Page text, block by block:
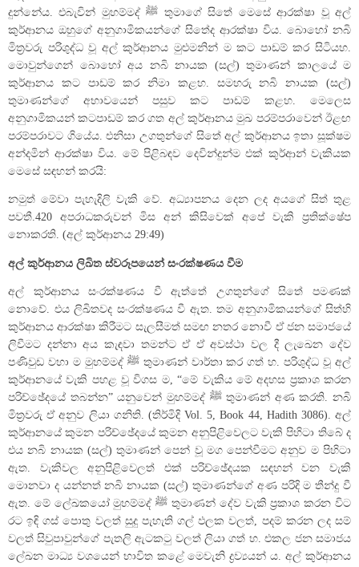
දුන්නේය. එබැවින් මුහම්මද් ﷺ තුමාගේ සිතේ මෙසේ ආරක්ෂා වූ අල්
කුර්ආනය ඔහුගේ අනුගාමිකයන්ගේ සිතේද ආරක්ෂා විය. බොහෝ නබි
මිත්‍රවරු පරිශුද්ධ වූ අල් කුර්ආනය මුළුමනින් ම කට පාඩම් කර සිටියහ.
මොවුන්ගෙන් බොහෝ අය නබි නායක (සල්) තුමාණන් කාලයේ ම
කුර්ආනය කට පාඩම් කර නිමා කළහ. සමහරු නබි නායක (සල්)
තුමාණන්ගේ අභාවයෙන් පසුව කට පාඩම් කළහ. මෙලෙස
අනුගාමිකයන් කටපාඩම් කර ගත අල් කුර්ආනය මුඛ පරම්පරාවෙන් ඊළඟ
පරම්පරාවට ගියේය. එනිසා උගතුන්ගේ සිතේ අල් කුර්ආනය ඉතා සූක්ෂම
අන්දමින් ආරක්ෂා විය. මේ පිළිබඳව දෙවින්දුන්ම එක් කුර්ආන් වැකියක
මෙසේ සඳහන් කරයි:
නමුත් මේවා පැහැදිලි වැකි වේ. අධ්‍යාපනය දෙන ලද අයගේ සිත් තුළ
පවතී.420 අපරාධකරුවන් මිස අන් කිසිවෙක් අපේ වැකි ප්‍රතික්ෂේප
නොකරති. (අල් කුර්ආනය 29:49)
අල් කුර්ආනය ලිඛිත ස්වරූපයෙන් සංරක්ෂණය වීම
අල් කුර්ආනය සංරක්ෂණය වී ඇත්තේ උගතුන්ගේ සිතේ පමණක්
නොවේ. එය ලිඛිතවද සංරක්ෂණය වී ඇත. තම අනුගාමිකයන්ගේ සිත්හි
කුර්ආනය ආරක්ෂා කිරීමට සැලසීමත් සමඟ නතර නොවී ඒ ජන සමාජයේ
ලිවීමට දන්නා අය කැඳවා තමන්ට ඒ ඒ අවස්ථා වල දී ලැඛෙන දේව
පණිවුඩ වහා ම මුහම්මද් ﷺ තුමාණන් වාර්තා කර ගත් හ. පරිශුද්ධ වූ අල්
කුර්ආනයේ වැකි පහළ වූ විගස ම, “මේ වැකිය මේ අදහස ප්‍රකාශ කරන
පරිච්ඡේදයේ තබන්න” යනුවෙන් මුහම්මද් ﷺ තුමාණන් අණ කරති. නබි
මිත්‍රවරු ඒ අනුව ලියා ගනිති. (තිර්මිදි Vol. 5, Book 44, Hadith 3086). අල්
කුර්ආනයේ කුමන පරිච්ඡේදයේ කුමන අනුපිළිවෙලට වැකි පිහිටා තිබේ ද
එය නබි නායක (සල්) තුමාණන් පෙන් වූ මග පෙන්වීමට අනුව ම පිහිටා
ඇත. වැකිවල අනුපිළිවෙලත් එක් පරිච්ඡේදයක සඳහන් වන වැකි
මොනවා ද යන්නත් නබි නායක (සල්) තුමාණන්ගේ අණ පරිදි ම තීන්දු වී
ඇත. මේ ලේඛකයෝ මුහම්මද් ﷺ තුමාණන් දේව වැකි ප්‍රකාශ කරන විට
රට ඉඳි ගස් පොතු වලත් සුදු පැහැති ගල් ඵලක වලත්, පදම් කරන ලද සම්
වලත් සිවුපාවුන්ගේ පැතලි ඇටකටු වලත් ලියා ගත් හ. එකල ජන සමාජය
ලේඛන මාධ්‍ය වශයෙන් භාවිත කළේ මෙවැනි ද්‍රව්‍යයන් ය. අල් කුර්ආනය